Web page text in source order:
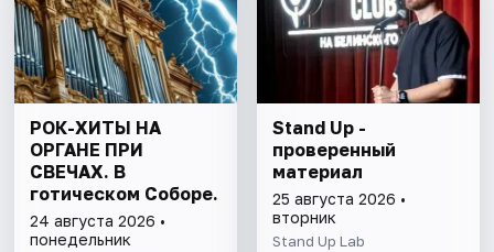
РОК-ХИТЫ НА
ОРГАНЕ ПРИ
СВЕЧАХ. В
готическом Соборе.
24 августа 2026 •
понедельник
Stand Up -
проверенный
материал
25 августа 2026 •
вторник
Stand Up Lab